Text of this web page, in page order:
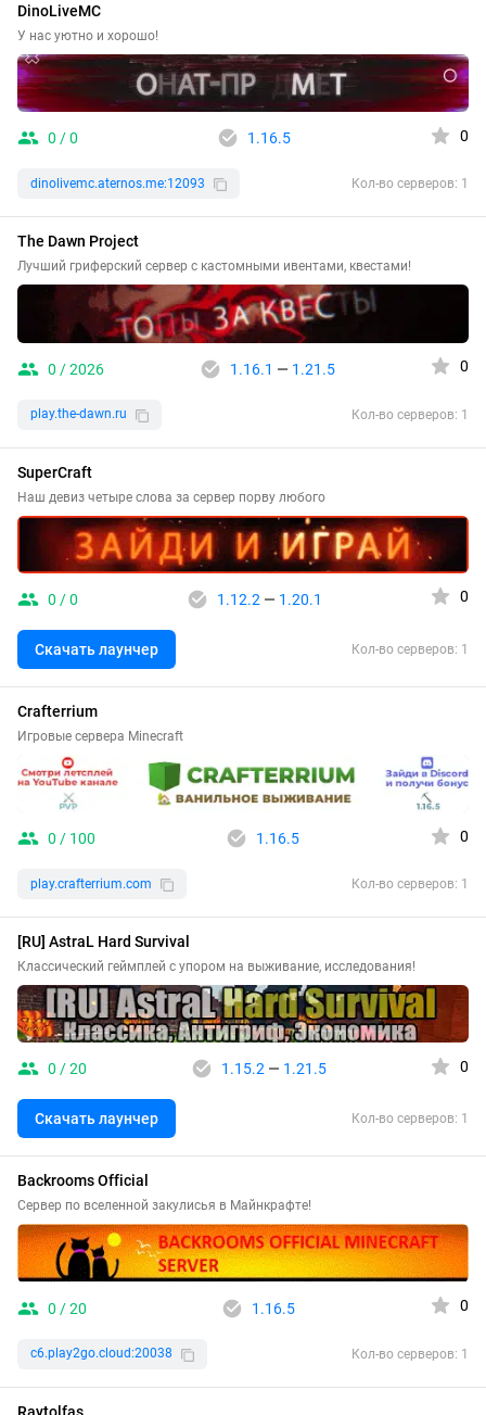
DinoLiveMC
У нас уютно и хорошо!
0 / 0 1.16.5 0
dinolivemc.aternos.me:12093 Кол-во серверов: 1
The Dawn Project
Лучший гриферский сервер с кастомными ивентами, квестами!
0 / 2026 1.16.1 — 1.21.5 0
play.the-dawn.ru Кол-во серверов: 1
SuperCraft
Наш девиз четыре слова за сервер порву любого
0 / 0 1.12.2 — 1.20.1 0
Скачать лаунчер Кол-во серверов: 1
Crafterrium
Игровые сервера Minecraft
0 / 100 1.16.5 0
play.crafterrium.com Кол-во серверов: 1
[RU] AstraL Hard Survival
Классический геймплей с упором на выживание, исследования!
0 / 20 1.15.2— 1.21.5 0
Скачать лаунчер Кол-во серверов: 1
Backrooms Official
Сервер по вселенной закулисья в Майнкрафте!
0 / 20 1.16.5 0
c6.play2go.cloud:20038 Кол-во серверов: 1